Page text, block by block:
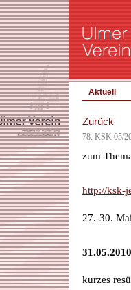
Aktuell
Zurück
78. KSK 05/
zum
http://ksk-
27.-30.
31.05.2010
kurzes